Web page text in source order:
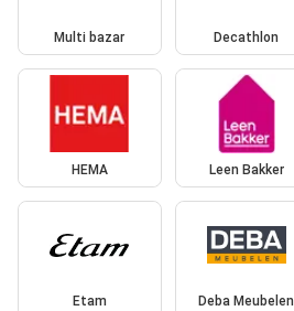
Multi bazar Decathlon
HEMA Leen Bakker
Etam Deba Meubelen